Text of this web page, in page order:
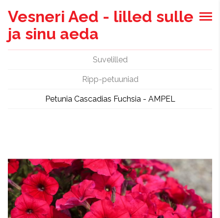
Vesneri Aed - lilled sulle
ja sinu aeda
Suvelilled
Ripp-petuuniad
Petunia Cascadias Fuchsia - AMPEL